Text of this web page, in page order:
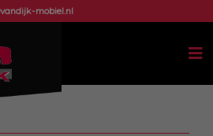
mobiel.nl